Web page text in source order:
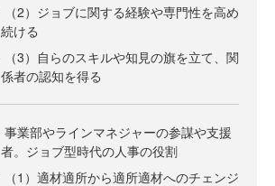
（2）ジョブに関する経験や専門性を高め
続ける
（3）自らのスキルや知見の旗を立て、関
係者の認知を得る
事業部やラインマネジャーの参謀や支援
者。ジョブ型時代の人事の役割
（1）適材適所から適所適材へのチェンジ